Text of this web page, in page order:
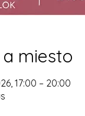
a miesto
17:00 – 20:00